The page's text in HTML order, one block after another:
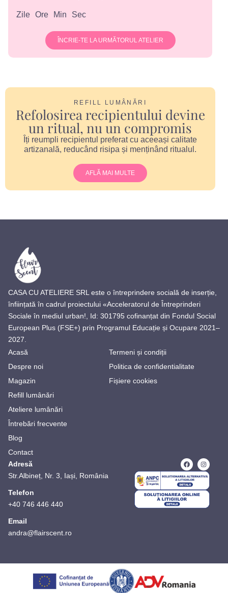
Zile Ore Min Sec
ÎNCRIE-TE LA URMĂTORUL ATELIER
REFILL LUMÂNĂRI
Refolosirea recipientului devine
un ritual, nu un compromis
Îți reumpli recipientul preferat cu aceeași calitate
artizanală, reducând risipa și menținând ritualul.
AFLĂ MAI MULTE
CASA CU ATELIERE SRL este o întreprindere socială de inserție,
înființată în cadrul proiectului «Acceleratorul de Întreprinderi
Sociale în mediul urban!, Id: 301795 cofinanțat din Fondul Social
European Plus (FSE+) prin Programul Educație și Ocupare 2021–
2027.
Acasă
Despre noi
Magazin
Refill lumânări
Ateliere lumânări
Întrebări frecvente
Blog
Contact
Termeni și condiții
Politica de confidentialitate
Fișiere cookies
Adresă
Str.Albineț, Nr. 3, Iași, România
Telefon
+40 746 446 440
Email
andra@flairscent.ro